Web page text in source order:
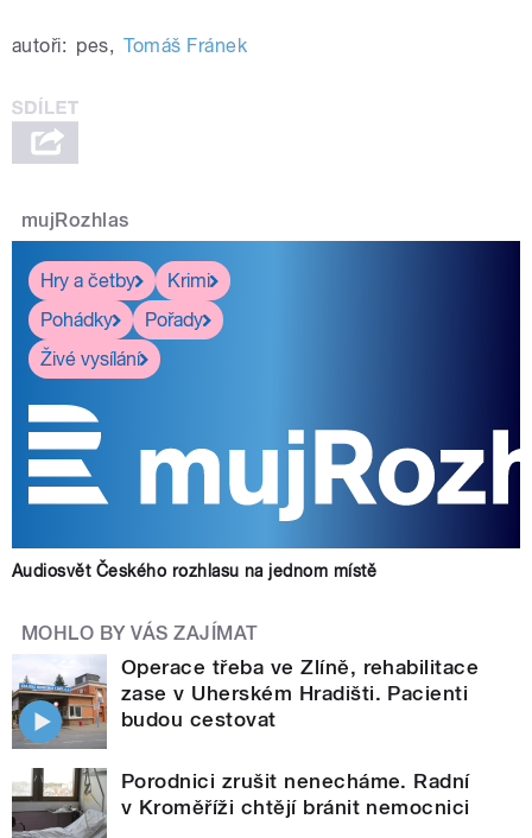
autoři: pes, Tomáš Fránek
mujRozhlas
Hry a četby
Krimi
Pohádky
Pořady
Živé vysílání
Audiosvět Českého rozhlasu na jednom místě
MOHLO BY VÁS ZAJÍMAT
Operace třeba ve Zlíně, rehabilitace
zase v Uherském Hradišti. Pacienti
budou cestovat
Porodnici zrušit nenecháme. Radní
v Kroměříži chtějí bránit nemocnici